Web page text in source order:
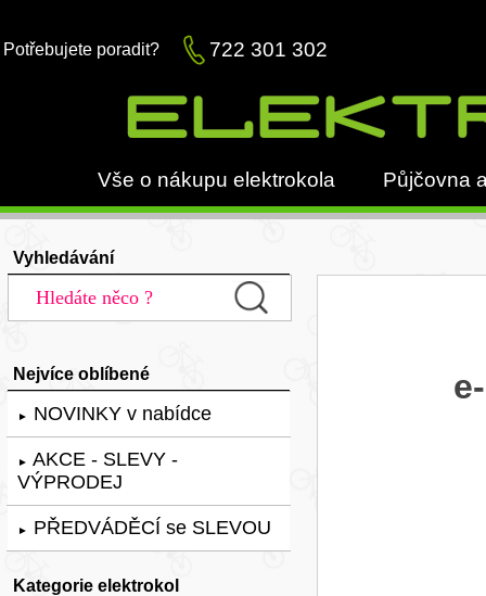
Potřebujete poradit? 722 301 302
Vše o nákupu elektrokola Půjčovna
Vyhledávání
Nejvíce oblíbené
► NOVINKY v nabídce
► AKCE - SLEVY -
VÝPRODEJ
► PŘEDVÁDĚCÍ se SLEVOU
Kategorie elektrokol